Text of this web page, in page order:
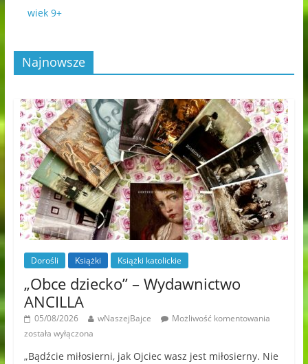
wiek 9+
Najnowsze
Dorośli Książki Książki katolickie
„Obce dziecko” – Wydawnictwo
ANCILLA
05/08/2026 wNaszejBajce
Możliwość komentowania
została wyłączona
„Bądźcie miłosierni, jak Ojciec wasz jest miłosierny. Nie